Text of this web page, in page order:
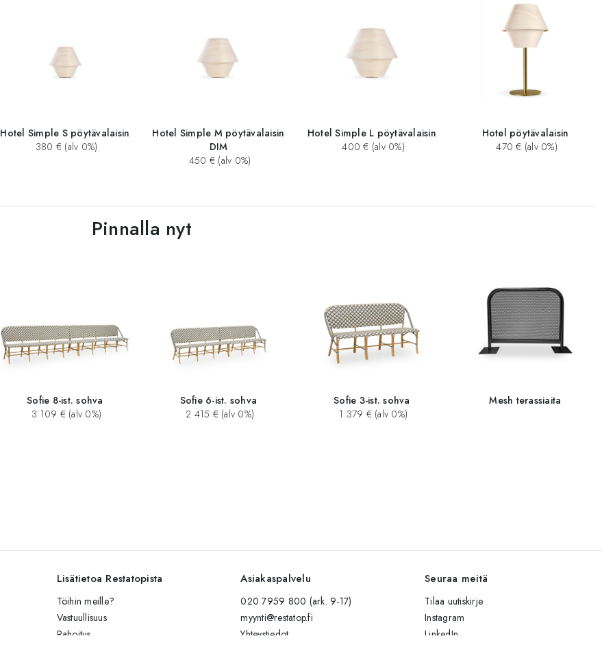
Hotel Simple S pöytävalaisin
380 € (alv 0%)
Hotel Simple M pöytävalaisin
DIM
450 € (alv 0%)
Hotel Simple L pöytävalaisin
400 € (alv 0%)
Hotel pöytävalaisin
470 € (alv 0%)
Pinnalla nyt
Sofie 8-ist. sohva
3 109 € (alv 0%)
Sofie 6-ist. sohva
2 415 € (alv 0%)
Sofie 3-ist. sohva
1 379 € (alv 0%)
Mesh terassiaita
Lisätietoa Restatopista
Töihin meille?
Vastuullisuus
Rahoitus
Asiakaspalvelu
020 7959 800 (ark. 9-17)
myynti@restatop.fi
Yhteystiedot
Seuraa meitä
Tilaa uutiskirje
Instagram
LinkedIn